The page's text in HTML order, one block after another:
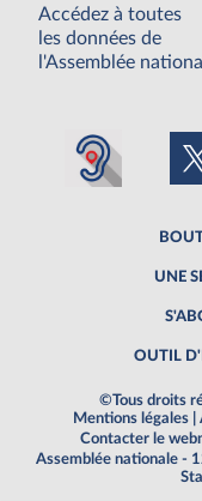
Accédez à toutes
les données de
l'Assemblée
UNE
OUTIL
©Tous droits
Mentions légales
Contacter le
Assemblée nationale -